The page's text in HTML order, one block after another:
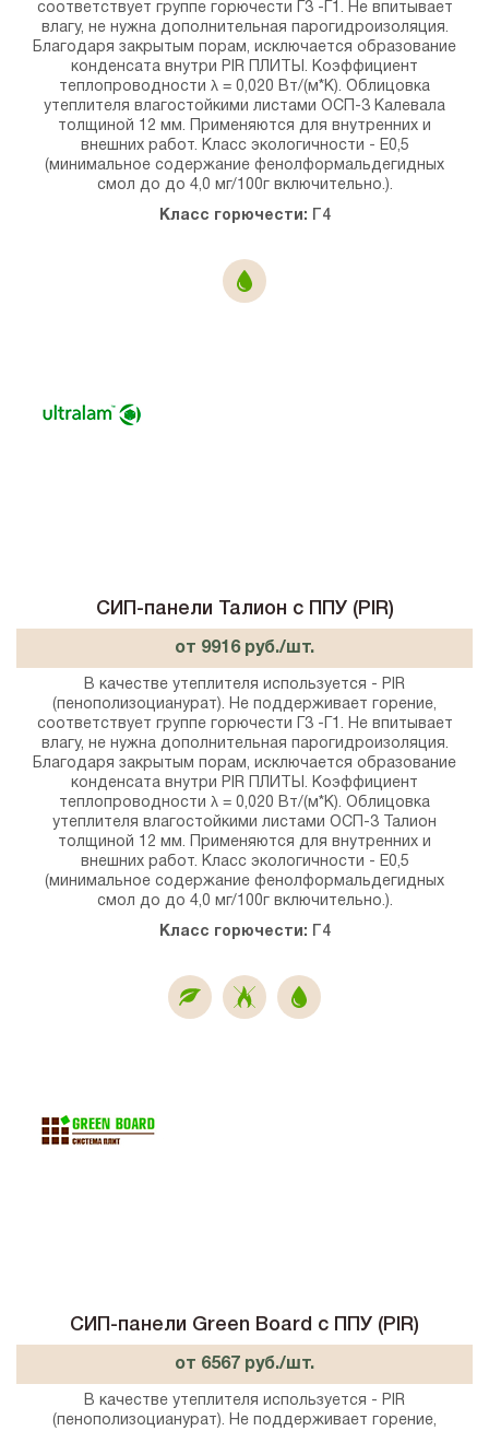
соответствует группе горючести Г3 -Г1. Не впитывает
влагу, не нужна дополнительная парогидроизоляция.
Благодаря закрытым порам, исключается образование
конденсата внутри PIR ПЛИТЫ. Коэффициент
теплопроводности λ = 0,020 Вт/(м*К). Облицовка
утеплителя влагостойкими листами ОСП-3 Калевала
толщиной 12 мм. Применяются для внутренних и
внешних работ. Класс экологичности - E0,5
(минимальное содержание фенолформальдегидных
смол до до 4,0 мг/100г включительно.).
Класс горючести: Г4
СИП-панели Талион с ППУ (PIR)
от 9916 руб./шт.
В качестве утеплителя используется - PIR
(пенополизоцианурат). Не поддерживает горение,
соответствует группе горючести Г3 -Г1. Не впитывает
влагу, не нужна дополнительная парогидроизоляция.
Благодаря закрытым порам, исключается образование
конденсата внутри PIR ПЛИТЫ. Коэффициент
теплопроводности λ = 0,020 Вт/(м*К). Облицовка
утеплителя влагостойкими листами ОСП-3 Талион
толщиной 12 мм. Применяются для внутренних и
внешних работ. Класс экологичности - E0,5
(минимальное содержание фенолформальдегидных
смол до до 4,0 мг/100г включительно.).
Класс горючести: Г4
СИП-панели Green Board с ППУ (PIR)
от 6567 руб./шт.
В качестве утеплителя используется - PIR
(пенополизоцианурат). Не поддерживает горение,